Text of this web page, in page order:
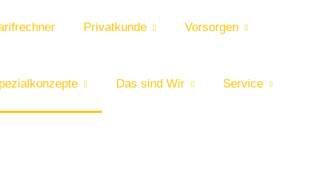
Privatkunde Vorsorgen
Das sind Wir Service